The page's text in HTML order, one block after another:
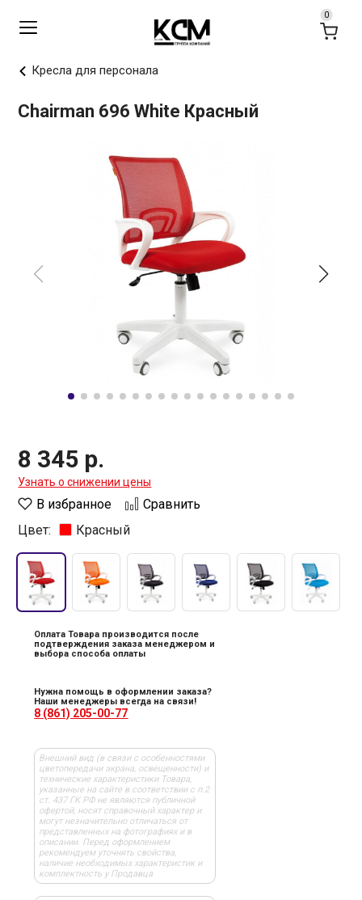
Кресла для персонала
Chairman 696 White Красный
8 345 р.
Узнать о снижении цены
В избранное
Сравнить
Цвет:
Красный
Оплата Товара производится после
подтверждения заказа менеджером и
выбора способа оплаты
Нужна помощь в оформлении заказа?
Наши менеджеры всегда на связи!
8 (861) 205-00-77
Внешний вид (в связи с особенностями
цветопередачи экрана, освещенности) и
технические характеристики Товара,
указанные на сайте в соответствии с п.2
ст. 437 ГК РФ не являются публичной
офертой, носят справочный характер и
могут незначительно отличаться от
представленных на фотографиях и в
описании. Перед оформлением
рекомендуем уточнять свойства,
наличие необходимых характеристик и
комплектность у Продавца